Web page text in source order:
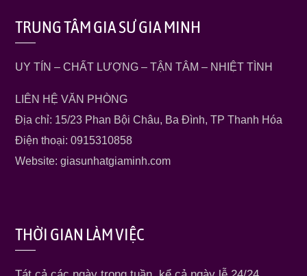
TRUNG TÂM GIA SƯ GIA MINH
UY TÍN – CHẤT LƯỢNG – TẬN TÂM – NHIỆT TÌNH
LIÊN HỆ VĂN PHÒNG
Địa chỉ: 15/23 Phan Bội Châu, Ba Đình, TP Thanh Hóa
Điện thoại: 0915310858
Website: giasunhatgiaminh.com
THỜI GIAN LÀM VIỆC